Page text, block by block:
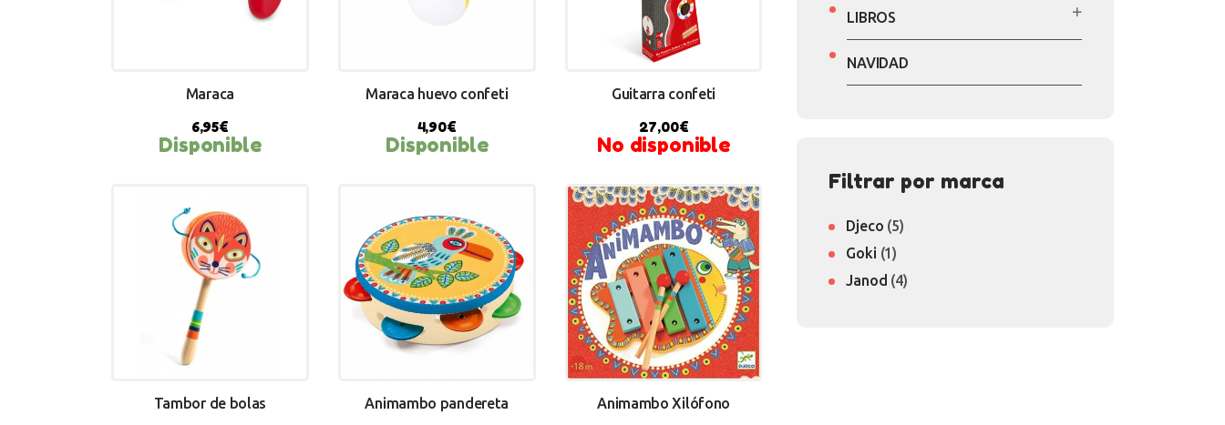
Maraca
6,95€
Disponible
Maraca huevo confeti
4,90€
Disponible
Guitarra confeti
27,00€
No disponible
Tambor de bolas Animambo pandereta Animambo Xilófono
LIBROS
NAVIDAD
Filtrar por marca
Djeco (5)
Goki (1)
Janod (4)